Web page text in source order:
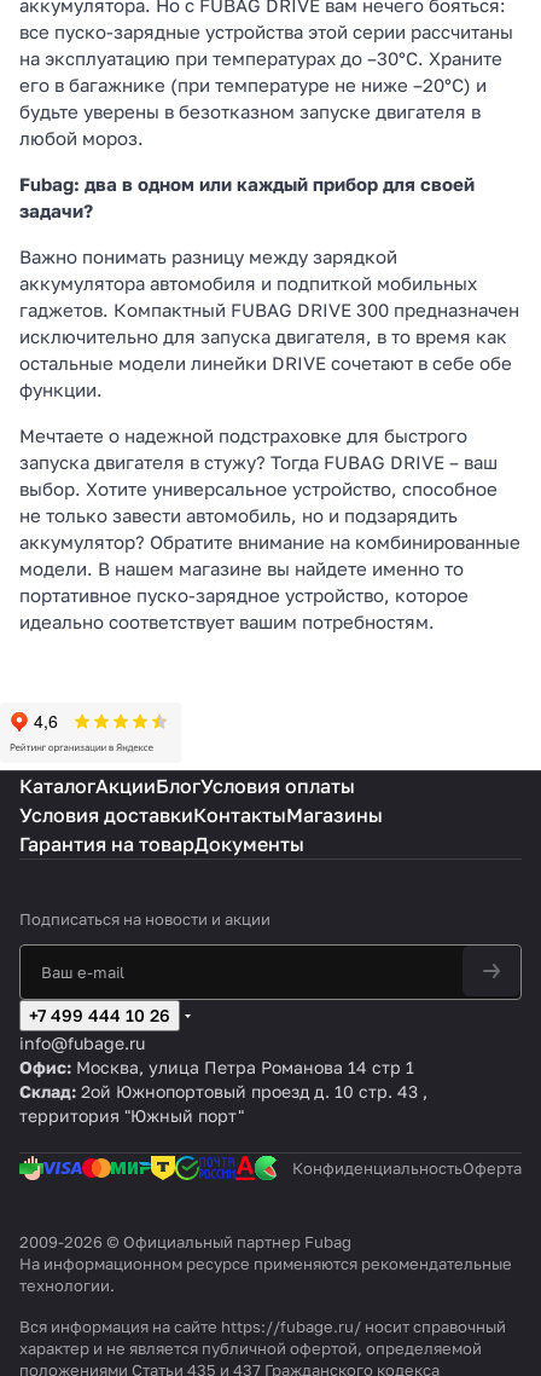
аккумулятора. Но с FUBAG DRIVE вам нечего бояться:
все пуско-зарядные устройства этой серии рассчитаны
на эксплуатацию при температурах до –30°С. Храните
его в багажнике (при температуре не ниже –20°С) и
будьте уверены в безотказном запуске двигателя в
любой мороз.
Fubag: два в одном или каждый прибор для своей
задачи?
Важно понимать разницу между зарядкой
аккумулятора автомобиля и подпиткой мобильных
гаджетов. Компактный FUBAG DRIVE 300 предназначен
исключительно для запуска двигателя, в то время как
остальные модели линейки DRIVE сочетают в себе обе
функции.
Мечтаете о надежной подстраховке для быстрого
запуска двигателя в стужу? Тогда FUBAG DRIVE – ваш
выбор. Хотите универсальное устройство, способное
не только завести автомобиль, но и подзарядить
аккумулятор? Обратите внимание на комбинированные
модели. В нашем магазине вы найдете именно то
портативное пуско-зарядное устройство, которое
идеально соответствует вашим потребностям.
КаталогАкцииБлогУсловия оплаты
Условия доставкиКонтактыМагазины
Гарантия на товарДокументы
Подписаться на новости и акции
+7 499 444 10 26
info@fubage.ru
Офис: Москва, улица Петра Романова 14 стр 1
Склад: 2ой Южнопортовый проезд д. 10 стр. 43 ,
территория "Южный порт"
КонфиденциальностьОферта
2009-2026 © Официальный партнер Fubag
На информационном ресурсе применяются рекомендательные
технологии.
Вся информация на сайте https://fubage.ru/ носит справочный
характер и не является публичной офертой, определяемой
положениями Статьи 435 и 437 Гражданского кодекса